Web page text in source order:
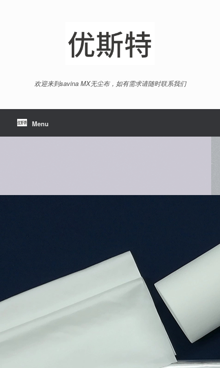
欢迎来到savina MX无尘布，如有需求请随时联系我们
Menu